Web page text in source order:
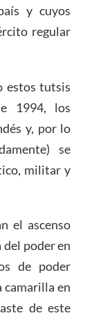
y cuyos
regular
estos tutsis
1994, los
y, por lo
se
militar y
el ascenso
poder en
de poder
camarilla en
de este